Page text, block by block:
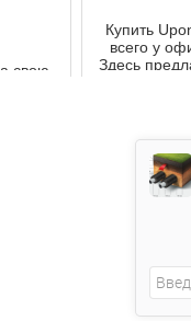
свою
Купить
всего у
Здесь